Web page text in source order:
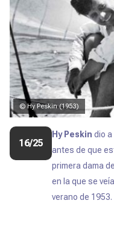
© Hy Peskin (1953)
16/25
Hy Peskin dio
antes de que
primera dama
en la que se
verano de 1953.